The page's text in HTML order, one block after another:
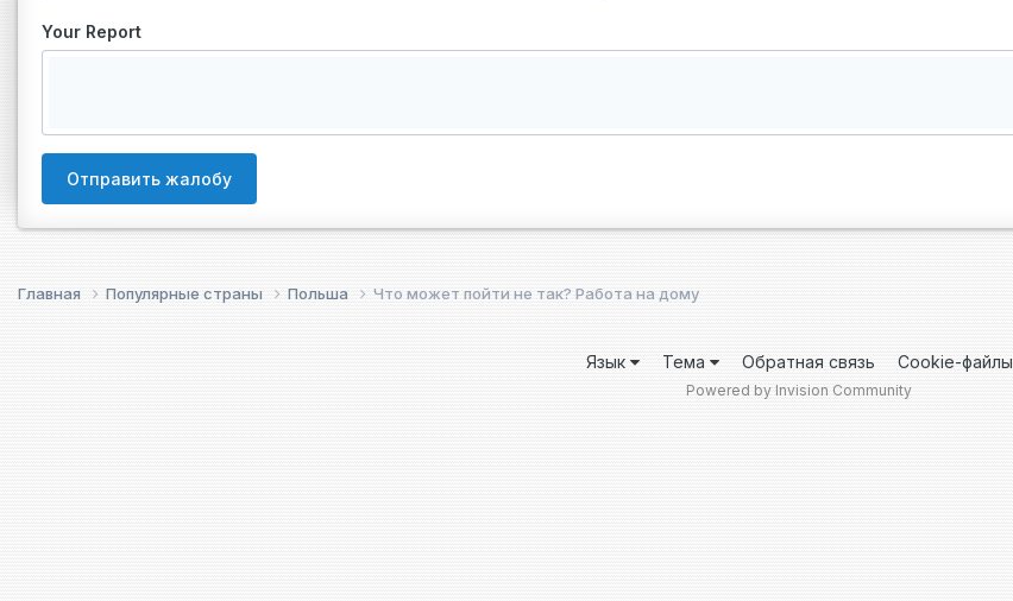
Your Report
Отправить жалобу
Главная Популярные страны Польша Что может пойти не так? Работа на дому
Язык Тема Обратная связь Cookie-файлы
Powered by Invision Community